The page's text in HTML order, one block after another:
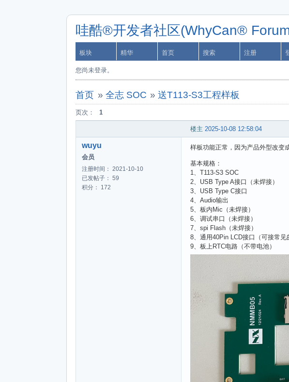
哇酷®开发者社区(WhyCan®
板块 精华 首页 搜索 注册
您尚未登录。
首页 » 全志 SOC »送T113-S3工程样板
页次： 1
楼主 2025-10-08 12:58:04
wuyu
会员
注册时间： 2021-10-10
已发帖子： 59
积分： 172
样板功能正常，因为产品外型改变
基本规格：
1、T113-S3 SOC
2、USB Type A接口（未焊接）
3、USB Type C接口
4、Audio输出
5、板内Mic（未焊接）
6、调试串口（未焊接）
7、spi Flash（未焊接）
8、通用40Pin LCD接口（可接常见
9、板上RTC电路（不带电池）